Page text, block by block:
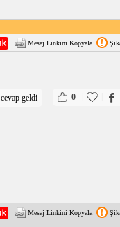
Mesaj Linkini Kopyala
0
geldi
Mesaj Linkini Kopyala